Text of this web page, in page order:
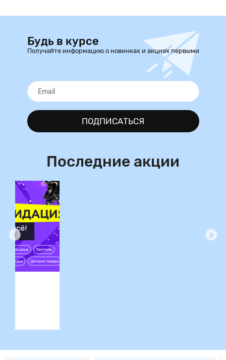
Будь в курсе
Получайте информацию о новинках и акциях первыми
ПОДПИСАТЬСЯ
Последние акции